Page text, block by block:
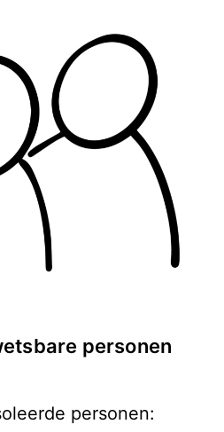
personen
personen: